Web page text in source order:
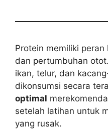
Protein memiliki peran
dan pertumbuhan
ikan, telur, dan
dikonsumsi secara
optimal
setelah latihan untuk
yang rusak.